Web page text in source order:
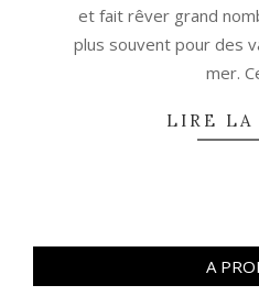
et fait rêver grand
plus souvent pour des
mer.
LIRE LA
A